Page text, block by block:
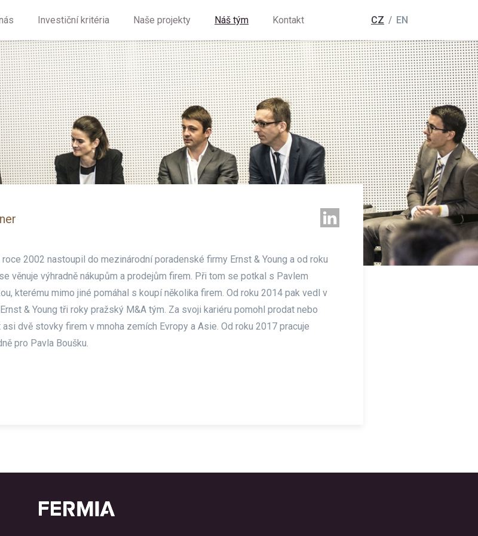
Investiční kritéria Naše projekty Náš tým Kontakt CZ EN
roce 2002 nastoupil do mezinárodní poradenské firmy Ernst & Young a od roku
věnuje výhradně nákupům a prodejům firem. Při tom se potkal s Pavlem
kterému mimo jiné pomáhal s koupí několika firem. Od roku 2014 pak vedl v
& Young tři roky pražský M&A tým. Za svoji kariéru pomohl prodat nebo
dvě stovky firem v mnoha zemích Evropy a Asie. Od roku 2017 pracuje
pro Pavla Boušku.